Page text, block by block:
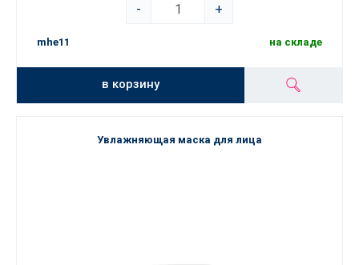
-
+
mhe11 на складе
в корзину
Увлажняющая маска для лица